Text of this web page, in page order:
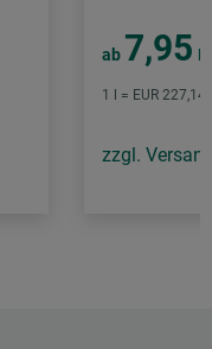
ab 7,95
1 l = EUR
zzgl.